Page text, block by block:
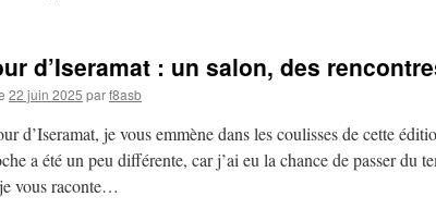
d’Iseramat : un salon, des
22 juin 2025 parf8asb
d’Iseramat, je vous emmène dans les coulisses de cette
a été un peu différente, car j’ai eu la chance de passer du
vous raconte…